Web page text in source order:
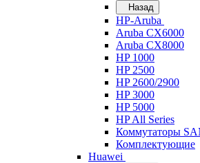
Назад
HP-Aruba
Aruba CX6000
Aruba CX8000
HP 1000
HP 2500
HP 2600/2900
HP 3000
HP 5000
HP All Series
Коммутаторы
Комплектующие
Huawei